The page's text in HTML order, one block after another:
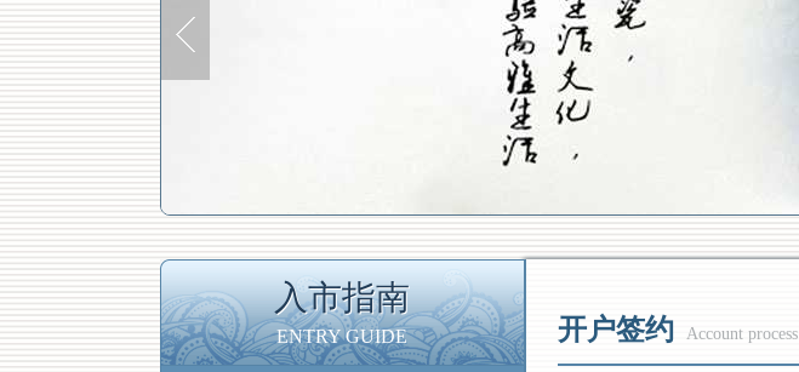
入市指南
ENTRY GUIDE 开户签约 Account process